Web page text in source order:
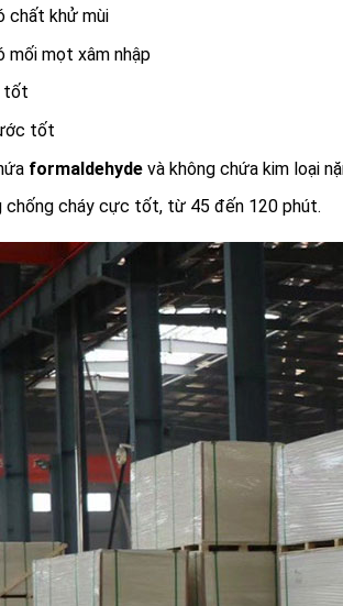
chất khử mùi
mối mọt xâm nhập
tốt
tốt
formaldehyde và không chứa kim loại
chống cháy cực tốt, từ 45 đến 120 phút.